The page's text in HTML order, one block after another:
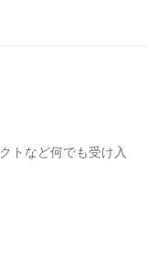
トなど何でも受け入